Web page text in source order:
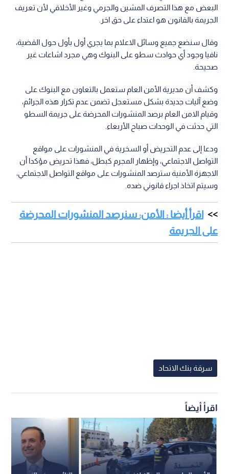
البعض مع هذا التصرف المشين والجرمي وغير الأخلاقي لأن تعريف
الجريمة بالقانون هو اعتداء على حق اخر.
وقال سنضع جميع وسائل الاعلام بما يجري أول بأول حول القضية،
نافيا وجود أي حوادث سطو على البنوك وهي مجرد اشاعات غير
صحيحة.
وكشف أن مديرية الأمن العام ستعمل بالتعاون مع البنوك على
وضع آليات جديدة بشكل مستعجل تضمن عدم تكرار هذه الجرائم،
وقيام الامن العام برصد المنشورات المحرضة على جريمة السطو
التي حدثت في الوحدات صباح الأربعاء.
ودعا إلى عدم التحريض أو السخرية في المنشورات على مواقع
التواصل الاجتماعي، وإظهار المجرم كبطل، فهذا تحريض مؤكدا أن
الاجهزة الأمنية سترصد المنشورات على مواقع التواصل الاجتماعي،
وسيتم اتخاذ اجراء قانوني ضده.
اقرأ أيضا : الأمن: سنرصد المنشورات المحرضة
على الجريمة
سرقة بنك الاتحاد
اقرأ أيضاً